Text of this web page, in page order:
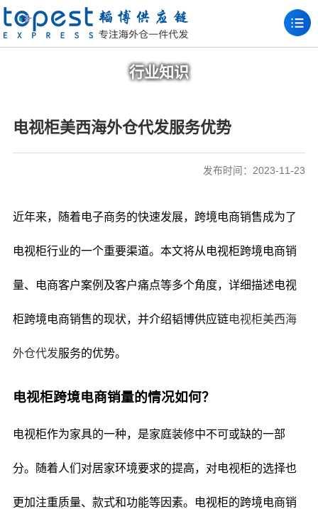
行业知识
电视柜美西海外仓代发服务优势
发布时间：2023-11-23
近年来，随着电子商务的快速发展，跨境电商销售成为了
电视柜行业的一个重要渠道。本文将从电视柜跨境电商销
量、电商客户案例及客户痛点等多个角度，详细描述电视
柜跨境电商销售的现状，并介绍韬博供应链电视柜美西海
外仓代发服务的优势。
电视柜跨境电商销量的情况如何？
电视柜作为家具的一种，是家庭装修中不可或缺的一部
分。随着人们对居家环境要求的提高，对电视柜的选择也
更加注重质量、款式和功能等因素。电视柜的跨境电商销